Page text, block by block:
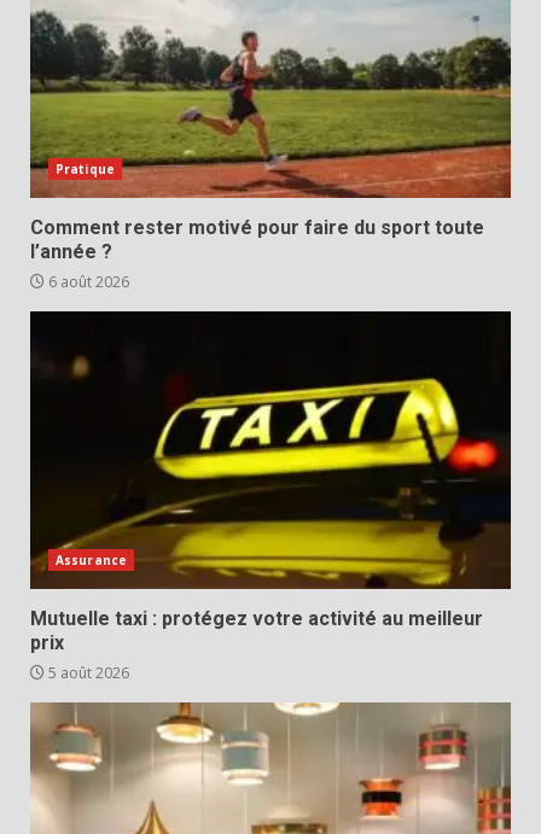
Pratique
Comment rester motivé pour faire du sport toute
l’année ?
6 août 2026
Assurance
Mutuelle taxi : protégez votre activité au meilleur
prix
5 août 2026